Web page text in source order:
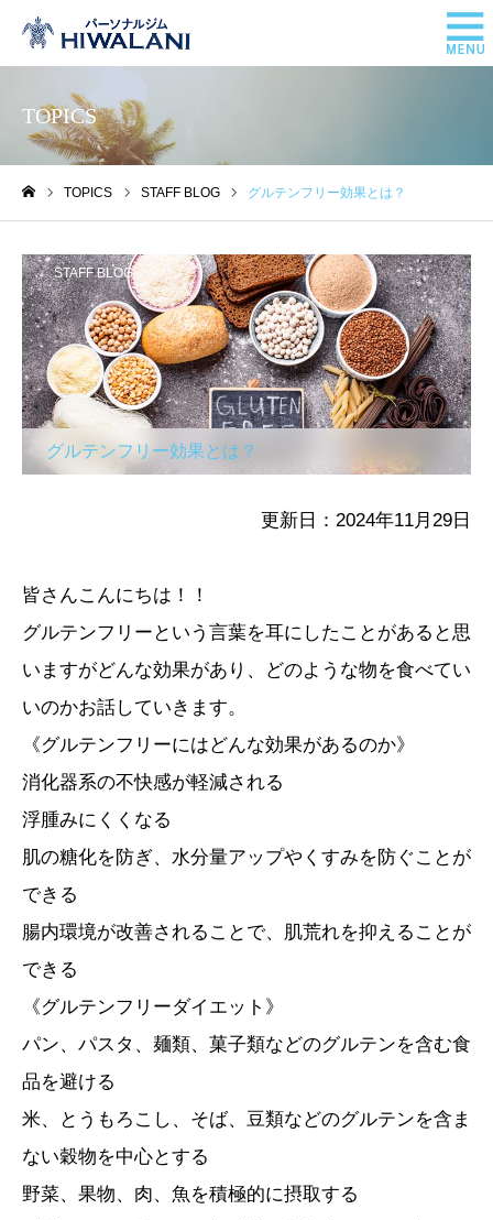
TOPICS
TOPICS STAFF BLOG グルテンフリー効果とは？
STAFF BLOG
グルテンフリー効果とは？
更新日：2024年11月29日
皆さんこんにちは！！
グルテンフリーという言葉を耳にしたことがあると思
いますがどんな効果があり、どのような物を食べてい
いのかお話していきます。
《グルテンフリーにはどんな効果があるのか》
消化器系の不快感が軽減される
浮腫みにくくなる
肌の糖化を防ぎ、水分量アップやくすみを防ぐことが
できる
腸内環境が改善されることで、肌荒れを抑えることが
できる
《グルテンフリーダイエット》
パン、パスタ、麺類、菓子類などのグルテンを含む食
品を避ける
米、とうもろこし、そば、豆類などのグルテンを含ま
ない穀物を中心とする
野菜、果物、肉、魚を積極的に摂取する